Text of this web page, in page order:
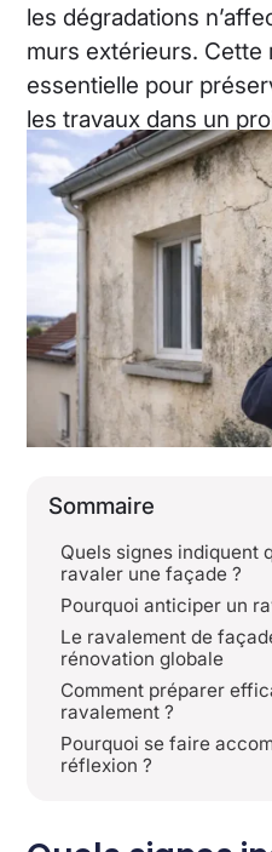
les dégradations
murs extérieurs. Cette
essentielle pour
les travaux dans un
cohérent.
Sommaire
Quels signes indiquent
ravaler une façade ?
Pourquoi anticiper un
Le ravalement de
rénovation globale
Comment préparer
ravalement ?
Pourquoi se faire
réflexion ?